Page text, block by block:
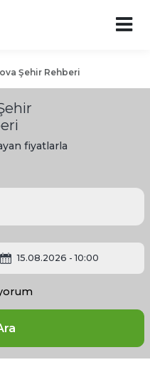
Şehir Rehberi
fiyatlarla
15.08.2026 - 10:00